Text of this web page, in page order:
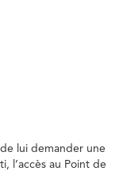
lui demander une
l’accès au Point de